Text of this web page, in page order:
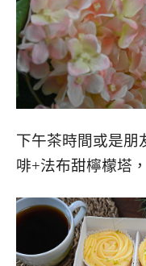
下午茶時間或是朋
啡+法布甜檸檬塔